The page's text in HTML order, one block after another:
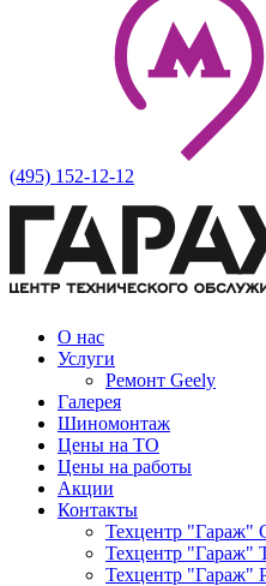
(495) 152-12-12
О нас
Услуги
Ремонт Geely
Галерея
Шиномонтаж
Цены на ТО
Цены на работы
Акции
Контакты
Техцентр "Гараж"
Техцентр "Гараж"
Техцентр "Гараж"